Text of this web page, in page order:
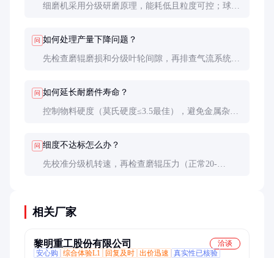
细磨机采用分级研磨原理，能耗低且粒度可控；球磨
问 如何处理产量下降问题？
先检查磨辊磨损和分级叶轮间隙，再排查气流系统是
问 如何延长耐磨件寿命？
控制物料硬度（莫氏硬度≤3.5最佳），避免金属杂
问 细度不达标怎么办？
先校准分级机转速，再检查磨辊压力（正常20-
相关厂家
黎明重工股份有限公司
洽谈
安心购
综合体验L1 回复及时 出价迅速
真实性已核验